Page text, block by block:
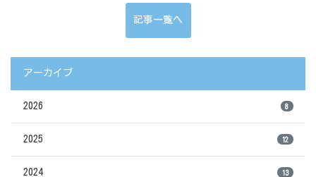
記事一覧へ
アーカイブ
2026 8
2025 12
2024 13